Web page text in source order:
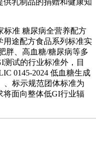
准 糖尿病全营养配方
用途配方食品系列标准实
胖、高血糖/糖尿病等多
试的行业标准外，目
0145-2024 低血糖生成
、标示规范团体标准为
将面向整体低GI行业辐